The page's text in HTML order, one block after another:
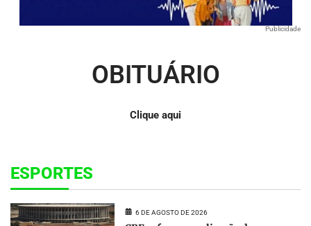
Publicidade
OBITUÁRIO
Clique aqui
ESPORTES
6 DE AGOSTO DE 2026